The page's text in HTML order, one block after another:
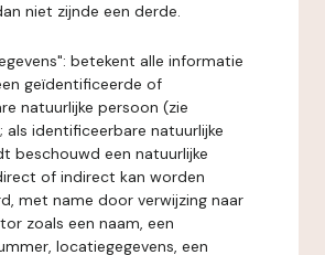
niet zijnde een derde.
betekent alle informatie
geïdentificeerde of
natuurlijke persoon (zie
als identificeerbare natuurlijke
beschouwd een natuurlijke
of indirect kan worden
met name door verwijzing naar
zoals een naam, een
locatiegegevens, een